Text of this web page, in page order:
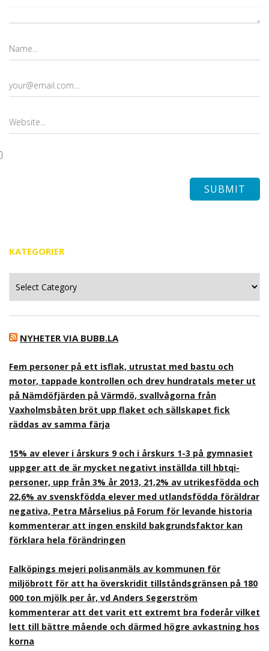
KATEGORIER
NYHETER VIA BUBB.LA
Fem personer på ett isflak, utrustat med bastu och
motor, tappade kontrollen och drev hundratals meter ut
på Nämdöfjärden på Värmdö, svallvågorna från
Vaxholmsbåten bröt upp flaket och sällskapet fick
räddas av samma färja
15% av elever i årskurs 9 och i årskurs 1-3 på gymnasiet
uppger att de är mycket negativt inställda till hbtqi-
personer, upp från 3% år 2013, 21,2% av utrikesfödda och
22,6% av svenskfödda elever med utlandsfödda föräldrar
negativa, Petra Mårselius på Forum för levande historia
kommenterar att ingen enskild bakgrundsfaktor kan
förklara hela förändringen
Falköpings mejeri polisanmäls av kommunen för
miljöbrott för att ha överskridit tillståndsgränsen på 180
000 ton mjölk per år, vd Anders Segerström
kommenterar att det varit ett extremt bra foderår vilket
lett till bättre mående och därmed högre avkastning hos
korna